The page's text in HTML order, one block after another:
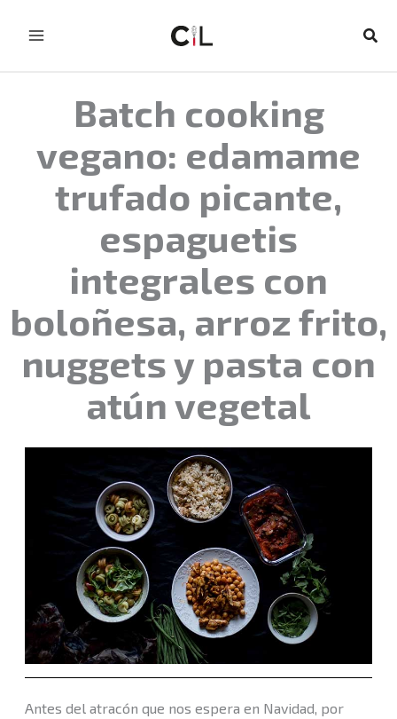
Batch cooking
vegano: edamame
trufado picante,
espaguetis
integrales con
boloñesa, arroz frito,
nuggets y pasta con
atún vegetal
Antes del atracón que nos espera en Navidad, por